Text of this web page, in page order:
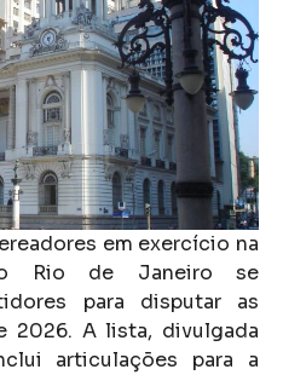
em exercício na
Rio de Janeiro se
para disputar as
2026. A lista, divulgada
articulações para a